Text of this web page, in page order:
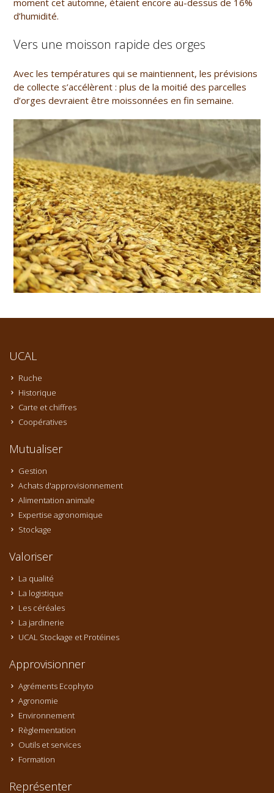
moment cet automne, étaient encore au-dessus de 16%
d’humidité.
Vers une moisson rapide des orges
Avec les températures qui se maintiennent, les prévisions
de collecte s’accélèrent : plus de la moitié des parcelles
d’orges devraient être moissonnées en fin semaine.
UCAL
Ruche
Historique
Carte et chiffres
Coopératives
Mutualiser
Gestion
Achats d'approvisionnement
Alimentation animale
Expertise agronomique
Stockage
Valoriser
La qualité
La logistique
Les céréales
La jardinerie
UCAL Stockage et Protéines
Approvisionner
Agréments Ecophyto
Agronomie
Environnement
Règlementation
Outils et services
Formation
Représenter